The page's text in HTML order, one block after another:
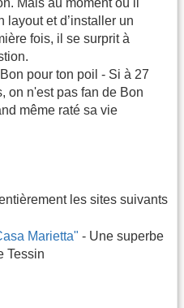
layout et d’installer un
fois, il se surprit à
pour ton poil - Si à 27
on n'est pas fan de Bon
même raté sa vie
les sites suivants
Marietta" - Une superbe
Tessin